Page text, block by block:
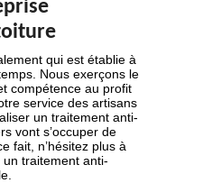
qui est établie à
Nous exerçons le
compétence au profit
service des artisans
un traitement anti-
vont s’occuper de
fait, n’hésitez plus à
traitement anti-